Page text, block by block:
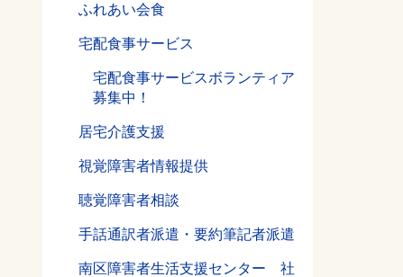
ふれあい会食
宅配食事サービス
宅配食事サービスボランティア
募集中！
居宅介護支援
視覚障害者情報提供
聴覚障害者相談
手話通訳者派遣・要約筆記者派遣
南区障害者生活支援センター 社